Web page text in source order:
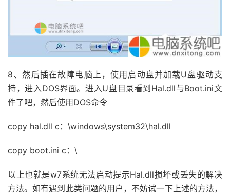
8、然后插在故障电脑上，使用启动盘并加载U盘驱动支
持，进入DOS界面。进入U盘目录看到Hal.dll与Boot.ini文
件了吧，然后使用DOS命令
copy hal.dll c：\windows\system32\hal.dll
copy boot.ini c：\
以上也就是w7系统无法启动提示Hal.dll损坏或丢失的解决
方法。如有遇到此类问题的用户，不妨试一下上述的方法，